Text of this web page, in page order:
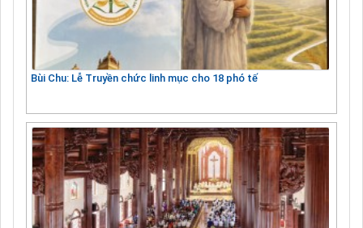
Bùi Chu: Lễ Truyền chức linh mục cho 18 phó tế